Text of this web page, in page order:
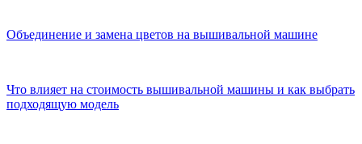
Объединение и замена цветов на вышивальной машине
Что влияет на стоимость вышивальной машины и как выбрать
подходящую модель